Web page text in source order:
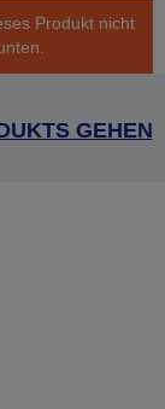
Produkt nicht
GEHEN